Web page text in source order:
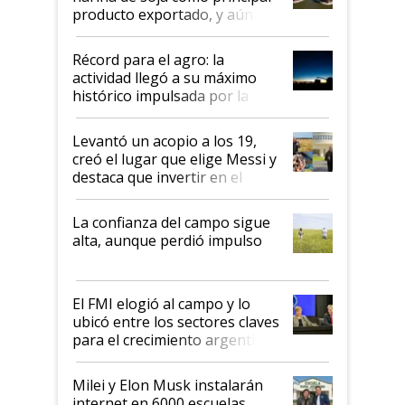
producto exportado, y aún así
el agro aportó casi seis de cada
diez dólares y sostuvo el
liderazgo en un semestre
récord
Récord para el agro: la
actividad llegó a su máximo
histórico impulsada por la
cosecha y las exportaciones
Levantó un acopio a los 19,
creó el lugar que elige Messi y
destaca que invertir en el
kirchnerismo era como "darle
plata a un hijo para droga":
Juan Félix Rossetti, el libertario
que de una dura crisis salió
de Milei
La confianza del campo sigue
alta, aunque perdió impulso
El FMI elogió al campo y lo
ubicó entre los sectores claves
para el crecimiento argentino
Milei y Elon Musk instalarán